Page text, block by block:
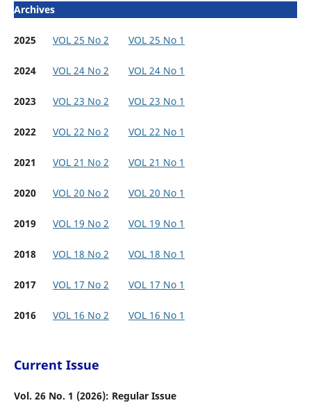
Archives
2025 VOL 25 No 2 VOL 25 No 1
2024 VOL 24 No 2 VOL 24 No 1
2023 VOL 23 No 2 VOL 23 No 1
2022 VOL 22 No 2 VOL 22 No 1
2021 VOL 21 No 2 VOL 21 No 1
2020 VOL 20 No 2 VOL 20 No 1
2019 VOL 19 No 2 VOL 19 No 1
2018 VOL 18 No 2 VOL 18 No 1
2017 VOL 17 No 2 VOL 17 No 1
2016 VOL 16 No 2 VOL 16 No 1
Current Issue
Vol. 26 No. 1 (2026): Regular Issue